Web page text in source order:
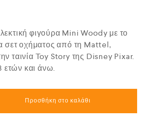
φιγούρα Mini Woody με το
σετ οχήματος από τη Mattel,
ταινία Toy Story της Disney Pixar.
ετών και άνω.
Προσθήκη στο καλάθι